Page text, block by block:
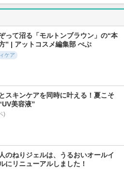
イブ
＋ホワイトニング
DEOGLA (デオグラ)
ント ピュオーラ
って沼る「モルトンブラウン」の“本
” | アットコスメ編集部 ぺぷ
ケア
スキンケアを同時に叶える！夏こそ
美容液”
)
のねりジェルは、うるおいオールイ
にリニューアルしました！